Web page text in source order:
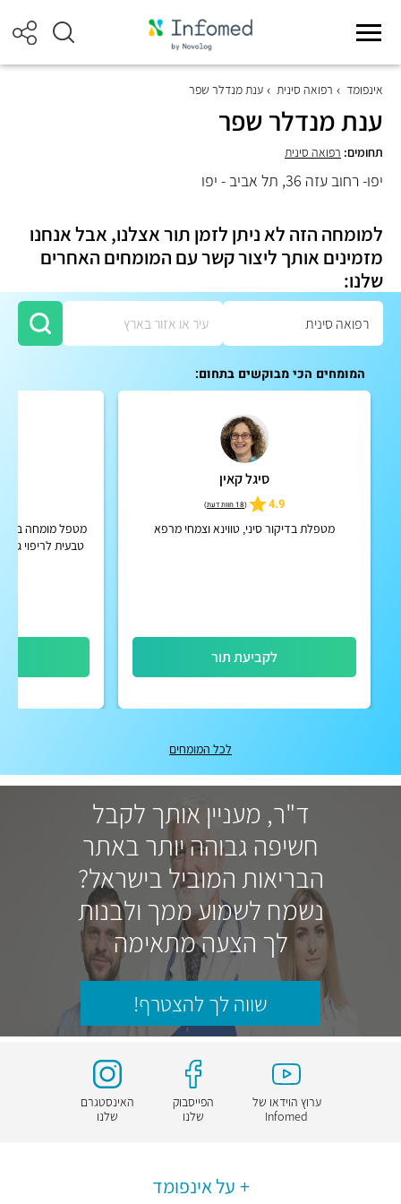
אינפומד רפואה סינית ענת מנדלר שפר
ענת מנדלר שפר
תחומים: רפואה סינית
יפו- רחוב עזה 36, תל אביב - יפו
למומחה הזה לא ניתן לזמן תור אצלנו, אבל אנחנו
מזמינים אותך ליצור קשר עם המומחים האחרים
שלנו:
המומחים הכי מבוקשים בתחום:
סיגל קאין
4.9
(18 חוות דעת )
מטפלת בדיקור סיני, טווינא וצמחי מרפא
לקביעת תור
מטפל מומחה
טבעית לריפוי גוף
לכל המומחים
ד"ר, מעניין אותך לקבל
חשיפה גבוהה יותר באתר
הבריאות המוביל בישראל?
נשמח לשמוע ממך ולבנות
לך הצעה מתאימה
שווה לך להצטרף!
ערוץ הוידאו של
Infomed
הפייסבוק
שלנו
האינסטגרם
שלנו
על אינפומד